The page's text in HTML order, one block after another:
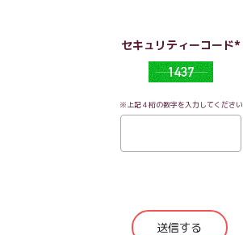
セキュリティーコード*
※上記４桁の数字を入力してください